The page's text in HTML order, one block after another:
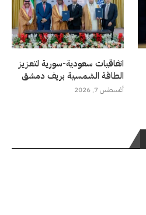
اتفاقيات سعودية-سورية لتعزيز
الطاقة الشمسية بريف دمشق
أغسطس 7, 2026